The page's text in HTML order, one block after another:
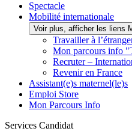
Spectacle
Mobilité internationale
Voir plus, afficher les liens
Travailler à
Mon parcours info
Recruter –
Revenir en France
Assistant(e)s maternel(le)s
Emploi Store
Mon Parcours Info
Services Candidat